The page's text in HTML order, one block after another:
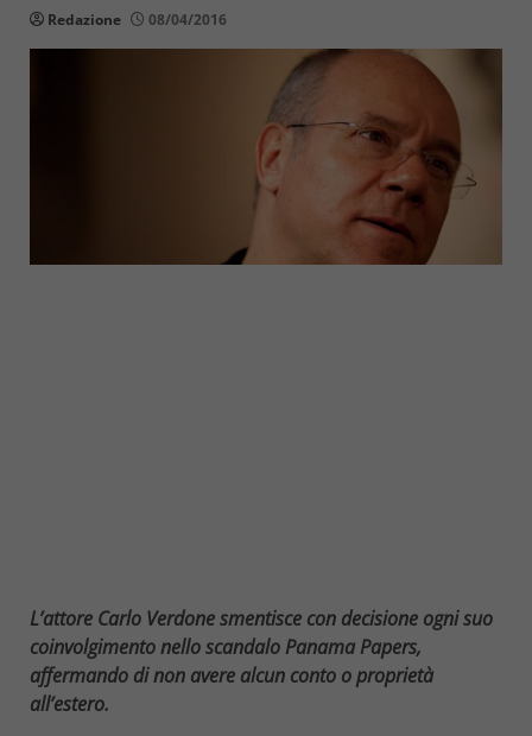
Redazione 08/04/2016
L’attore Carlo Verdone smentisce con decisione ogni suo
coinvolgimento nello scandalo Panama Papers,
affermando di non avere alcun conto o proprietà
all’estero.